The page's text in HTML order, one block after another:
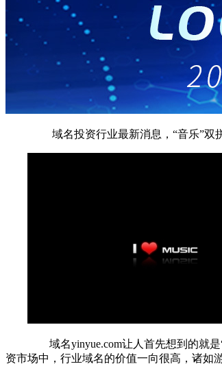
域名投资行业最新消息，“音乐”双拼
域名yinyue.com让人首先想到的就是“
资市场中，行业域名的价值一向很高，诸如